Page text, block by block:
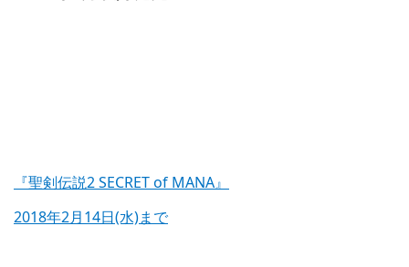
『聖剣伝説2 SECRET of MANA』
2018年2月14日(水)まで